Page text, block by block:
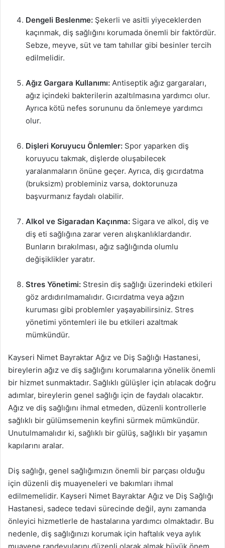
Dengeli Beslenme: Şekerli ve asitli yiyeceklerden
kaçınmak, diş sağlığını korumada önemli bir faktördür.
Sebze, meyve, süt ve tam tahıllar gibi besinler tercih
edilmelidir.
Ağız Gargara Kullanımı: Antiseptik ağız gargaraları,
ağız içindeki bakterilerin azaltılmasına yardımcı olur.
Ayrıca kötü nefes sorununu da önlemeye yardımcı
olur.
Dişleri Koruyucu Önlemler: Spor yaparken diş
koruyucu takmak, dişlerde oluşabilecek
yaralanmaların önüne geçer. Ayrıca, diş gıcırdatma
(bruksizm) probleminiz varsa, doktorunuza
başvurmanız faydalı olabilir.
Alkol ve Sigaradan Kaçınma: Sigara ve alkol, diş ve
diş eti sağlığına zarar veren alışkanlıklardandır.
Bunların bırakılması, ağız sağlığında olumlu
değişiklikler yaratır.
Stres Yönetimi: Stresin diş sağlığı üzerindeki etkileri
göz ardıdırılmamalıdır. Gıcırdatma veya ağzın
kuruması gibi problemler yaşayabilirsiniz. Stres
yönetimi yöntemleri ile bu etkileri azaltmak
mümkündür.
Kayseri Nimet Bayraktar Ağız ve Diş Sağlığı Hastanesi,
bireylerin ağız ve diş sağlığını korumalarına yönelik önemli
bir hizmet sunmaktadır. Sağlıklı gülüşler için atılacak doğru
adımlar, bireylerin genel sağlığı için de faydalı olacaktır.
Ağız ve diş sağlığını ihmal etmeden, düzenli kontrollerle
sağlıklı bir gülümsemenin keyfini sürmek mümkündür.
Unutulmamalıdır ki, sağlıklı bir gülüş, sağlıklı bir yaşamın
kapılarını aralar.
Diş sağlığı, genel sağlığımızın önemli bir parçası olduğu
için düzenli diş muayeneleri ve bakımları ihmal
edilmemelidir. Kayseri Nimet Bayraktar Ağız ve Diş Sağlığı
Hastanesi, sadece tedavi sürecinde değil, aynı zamanda
önleyici hizmetlerle de hastalarına yardımcı olmaktadır. Bu
nedenle, diş sağlığınızı korumak için haftalık veya aylık